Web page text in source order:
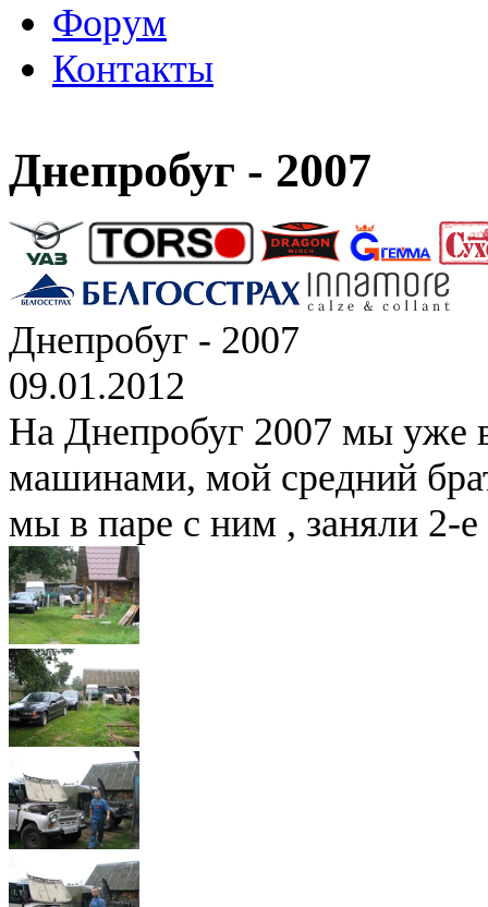
Форум
Контакты
Днепробуг - 2007
Днепробуг - 2007
09.01.2012
На Днепробуг 2007 мы уже
машинами, мой средний
мы в паре с ним , заняли 2-